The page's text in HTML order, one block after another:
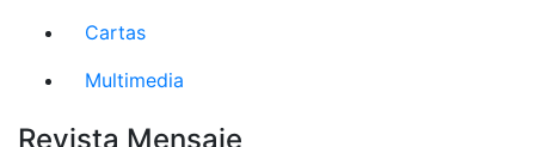
Cartas
Multimedia
Revista Mensaje